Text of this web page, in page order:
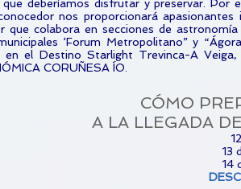
deberíamos disfrutar y preservar. Por
nos proporcionará
que colabora en secciones de
‘Forum Metropolitano” y
en el Destino Starlight Trevinca-A
CORUÑESA ÍO.
CÓMO
A LA LLEGADA
13
14